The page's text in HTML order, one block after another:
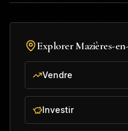
ExplorerMazières-
Vendre
Investir